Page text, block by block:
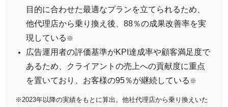
目的に合わせた最適なプランを立てられるため、
他代理店から乗り換え後、88％の成果改善率を実
現している ※
広告運用者の評価基準がKPI達成率や顧客満足度で
あるため、クライアントの売上への貢献度に重点
を置いており、お客様の95％が継続している ※
※2023年以降の実績をもとに算出。他社代理店から乗り換えいた